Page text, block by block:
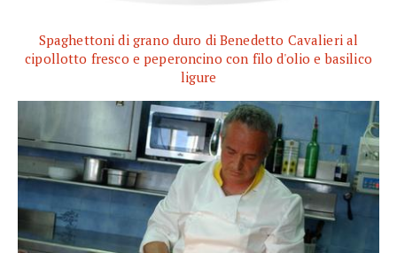
Spaghettoni di grano duro di Benedetto Cavalieri al
cipollotto fresco e peperoncino con filo d'olio e basilico
ligure